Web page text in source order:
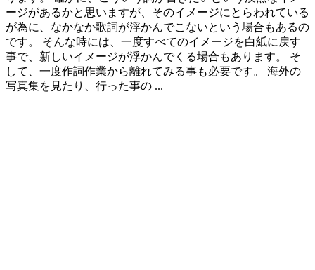
ージがあるかと思いますが、そのイメージにとらわれている
が為に、なかなか歌詞が浮かんでこないという場合もあるの
です。 そんな時には、一度すべてのイメージを白紙に戻す
事で、新しいイメージが浮かんでくる場合もあります。 そ
して、一度作詞作業から離れてみる事も必要です。 海外の
写真集を見たり、行った事の ...